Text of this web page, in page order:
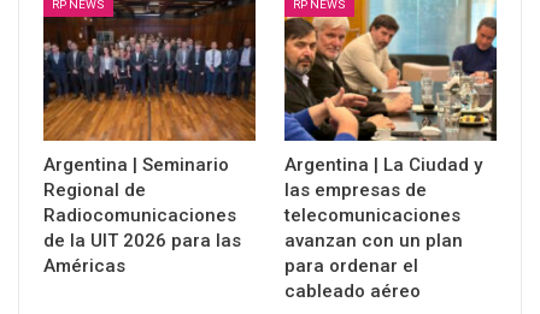
RP NEWS
Argentina | Seminario
Regional de
Radiocomunicaciones
de la UIT 2026 para las
Américas
RP NEWS
Argentina | La Ciudad y
las empresas de
telecomunicaciones
avanzan con un plan
para ordenar el
cableado aéreo